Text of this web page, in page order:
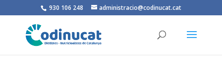
930 106 248 administracio@codinucat.cat